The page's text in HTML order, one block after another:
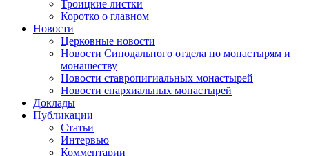
Троицкие листки
Коротко о главном
Новости
Церковные новости
Новости Синодального отдела по монастырям и
монашеству
Новости ставропигиальных монастырей
Новости епархиальных монастырей
Доклады
Публикации
Статьи
Интервью
Комментарии